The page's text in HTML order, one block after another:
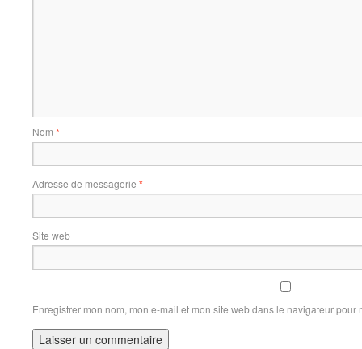
Nom *
Adresse de messagerie *
Site web
Enregistrer mon nom, mon e-mail et mon site web dans le navigateur pour